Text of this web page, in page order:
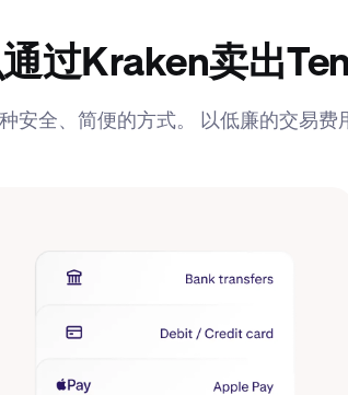
过Kraken卖出
安全、简便的方式。 以低廉的交易费